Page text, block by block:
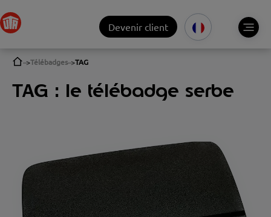
Devenir client
Télébadges TAG
TAG : le télébadge serbe